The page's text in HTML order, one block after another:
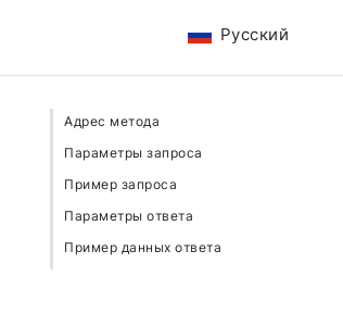
Русский
Адрес метода
Параметры запроса
Пример запроса
Параметры ответа
Пример данных ответа